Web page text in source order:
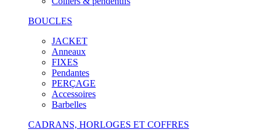
BOUCLES
JACKET
Anneaux
FIXES
Pendantes
PERÇAGE
Accessoires
Barbelles
CADRANS, HORLOGES ET COFFRES